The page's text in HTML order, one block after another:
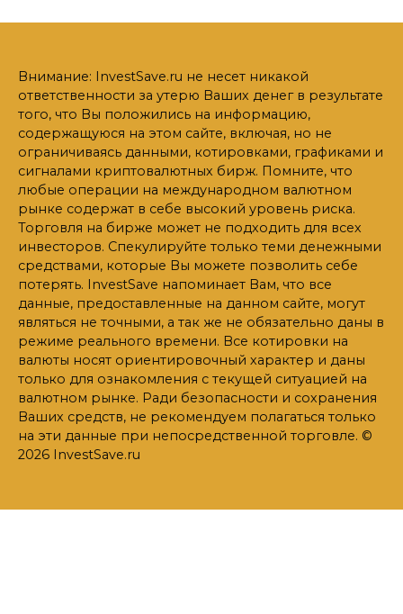
Внимание: InvestSave.ru не несет никакой
ответственности за утерю Ваших денег в результате
того, что Вы положились на информацию,
содержащуюся на этом сайте, включая, но не
ограничиваясь данными, котировками, графиками и
сигналами криптовалютных бирж. Помните, что
любые операции на международном валютном
рынке содержат в себе высокий уровень риска.
Торговля на бирже может не подходить для всех
инвесторов. Спекулируйте только теми денежными
средствами, которые Вы можете позволить себе
потерять. InvestSave напоминает Вам, что все
данные, предоставленные на данном сайте, могут
являться не точными, а так же не обязательно даны в
режиме реального времени. Все котировки на
валюты носят ориентировочный характер и даны
только для ознакомления с текущей ситуацией на
валютном рынке. Ради безопасности и сохранения
Ваших средств, не рекомендуем полагаться только
на эти данные при непосредственной торговле. ©
2026 InvestSave.ru